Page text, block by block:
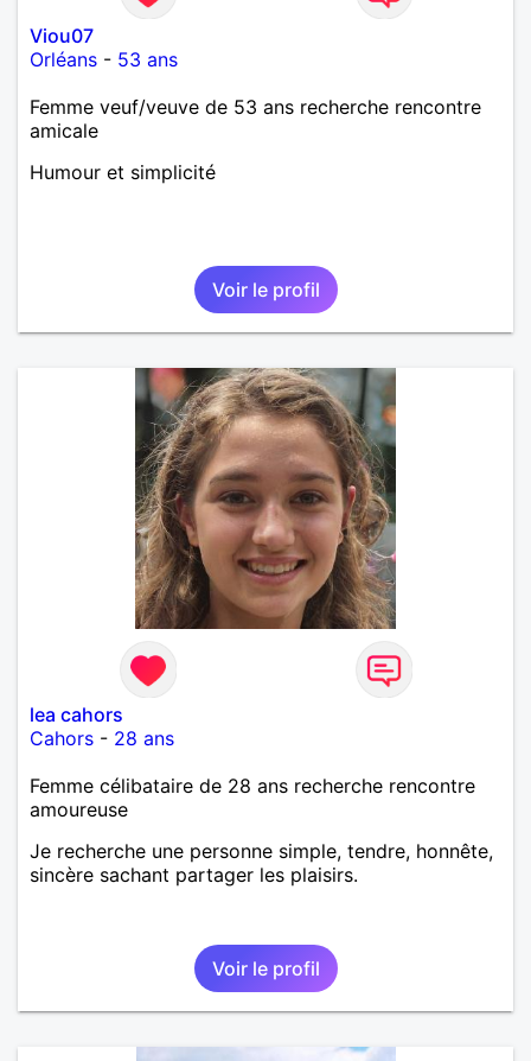
Viou07
Orléans - 53 ans
Femme veuf/veuve de 53 ans recherche rencontre
amicale
Humour et simplicité
Voir le profil
lea cahors
Cahors - 28 ans
Femme célibataire de 28 ans recherche rencontre
amoureuse
Je recherche une personne simple, tendre, honnête,
sincère sachant partager les plaisirs.
Voir le profil